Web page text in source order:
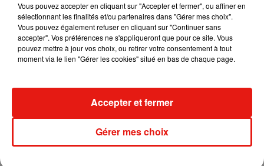
Dimanche après-midi, le parvis de la cathédrale a été rendu
à la circulation, a constaté un journaliste de l'AFP. Les
sapeurs-pompiers ont laissé la place aux enquêteurs dans la
cathédrale, dont la façade est légèrement noircie au-dessus
Vous pouvez accepter en cliquant sur "Accepter et fermer", ou affiner en
sélectionnant les finalités et/ou partenaires dans "Gérer mes choix".
Vous pouvez également refuser en cliquant sur "Continuer sans
accepter". Vos préférences ne s'appliqueront que pour ce site. Vous
pouvez mettre à jour vos choix, ou retirer votre consentement à tout
moment via le lien "Gérer les cookies" situé en bas de chaque page.
Gérer mes choix
Accepter et fermer